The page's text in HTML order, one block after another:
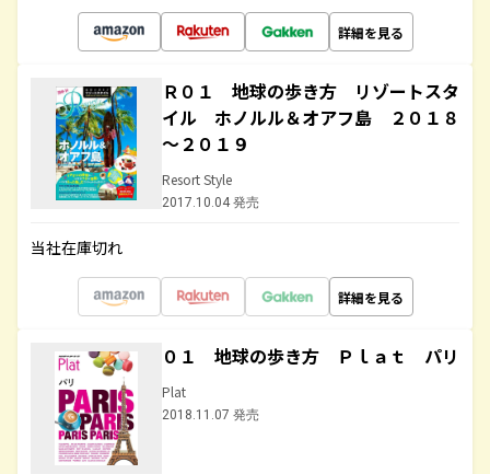
詳細を見る
Ｒ０１ 地球の歩き方 リゾートスタ
イル ホノルル＆オアフ島 ２０１８
～２０１９
Resort Style
2017.10.04 発売
当社在庫切れ
詳細を見る
０１ 地球の歩き方 Ｐｌａｔ パリ
Plat
2018.11.07 発売